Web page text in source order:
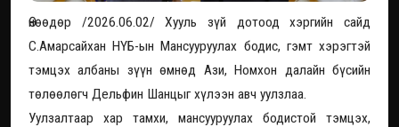
Өнөөдөр /2026.06.02/ Хууль зүй дотоод хэргийн сайд
С.Амарсайхан НҮБ-ын Мансууруулах бодис, гэмт хэрэгтэй
тэмцэх албаны зүүн өмнөд Ази, Номхон далайн бүсийн
төлөөлөгч Дельфин Шанцыг хүлээн авч уулзлаа.
Уулзалтаар хар тамхи, мансууруулах бодистой тэмцэх,